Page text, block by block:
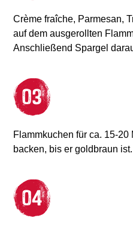
Crème fraîche, Parmesan,
auf dem ausgerollten
Anschließend Spargel
Flammkuchen für ca. 15-20
backen, bis er goldbraun ist.